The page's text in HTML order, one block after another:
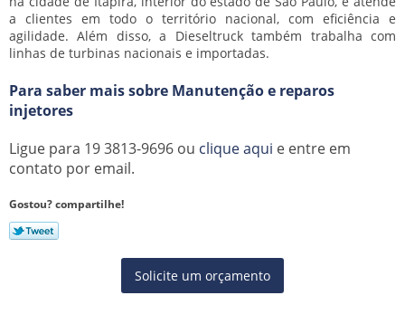
a clientes em todo o território nacional, com eficiência e
agilidade. Além disso, a Dieseltruck também trabalha com
linhas de turbinas nacionais e importadas.
Para saber mais sobre Manutenção e reparos
injetores
Ligue para 19 3813-9696 ou clique aqui e entre em
contato por email.
Gostou? compartilhe!
Solicite um orçamento